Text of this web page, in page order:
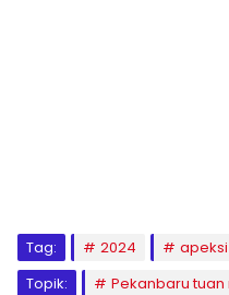
Tag: 2024 apeksi
Topik:
Pekanbaru tuan